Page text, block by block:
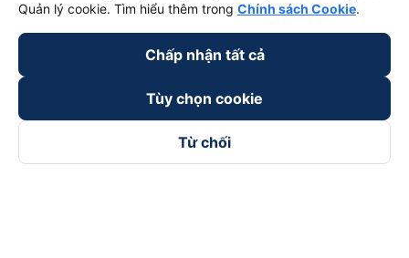
Quản lý cookie. Tìm hiểu thêm trong Chính sách Cookie.
Chấp nhận tất cả
Tùy chọn cookie
Từ chối